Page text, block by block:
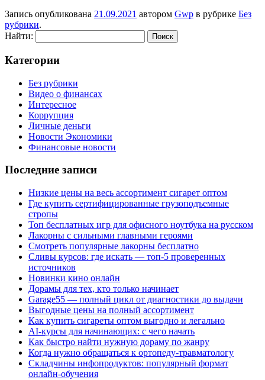
Запись опубликована 21.09.2021 автором Gwp в рубрике Без
рубрики.
Найти:
Категории
Без рубрики
Видео о финансах
Интересное
Коррупция
Личные деньги
Новости Экономики
Финансовые новости
Последние записи
Низкие цены на весь ассортимент сигарет оптом
Где купить сертифицированные грузоподъемные
стропы
Топ бесплатных игр для офисного ноутбука на русском
Лакорны с сильными главными героями
Смотреть популярные лакорны бесплатно
Сливы курсов: где искать — топ-5 проверенных
источников
Новинки кино онлайн
Дорамы для тех, кто только начинает
Garage55 — полный цикл от диагностики до выдачи
Выгодные цены на полный ассортимент
Как купить сигареты оптом выгодно и легально
AI-курсы для начинающих: с чего начать
Как быстро найти нужную дораму по жанру
Когда нужно обращаться к ортопеду-травматологу
Складчины инфопродуктов: популярный формат
онлайн-обучения